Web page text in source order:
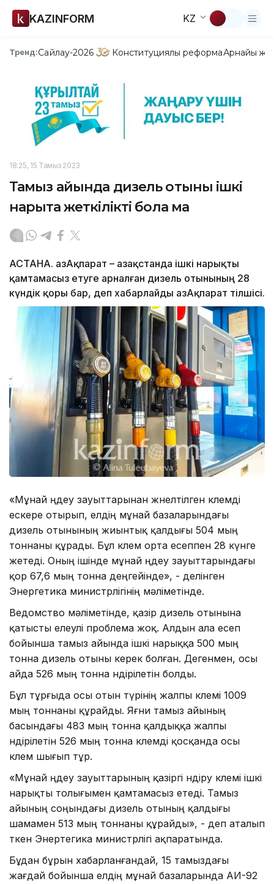
KAZINFORM KZ
Тренд:Сайлау-2026 Конституциялық реформаАрнайы
18:25, 15 Тамыз 2023
Тамыз айында дизель отыны ішкі
нарықта жеткілікті бола ма
АСТАНА. ҚазАқпарат – Қазақстанда ішкі нарықты
қамтамасыз етуге арналған дизель отынының 28
күндік қоры бар, деп хабарлайды ҚазАқпарат тілшісі.
«Мұнай өңдеу зауыттарынан жөнелтілген көлемді
ескере отырып, елдің мұнай базаларындағы
дизель отынының жиынтық қалдығы 504 мың
тоннаны құрады. Бұл көлем орта есеппен 28 күнге
жетеді. Оның ішінде мұнай өңдеу зауыттарындағы
қор 67,6 мың тонна деңгейінде», - делінген
Энергетика министрлігінің мәліметінде.
Ведомство мәліметінде, қазір дизель отынына
қатысты елеулі проблема жоқ. Алдын ала есеп
бойынша тамыз айында ішкі нарыққа 500 мың
тонна дизель отыны керек болған. Дегенмен, осы
айда 526 мың тонна өндірілетін болды.
Бұл тұрғыда осы отын түрінің жалпы көлемі 1009
мың тоннаны құрайды. Яғни тамыз айының
басындағы 483 мың тонна қалдыққа жалпы
өндірілетін 526 мың тонна көлемді қосқанда осы
көлем шығып тұр.
«Мұнай өңдеу зауыттарының қазіргі өндіру көлемі ішкі
нарықты толығымен қамтамасыз етеді. Тамыз
айының соңындағы дизель отының қалдығы
шамамен 513 мың тоннаны құрайды», - деп аталып
өткен Энертегика министрлігі ақпаратында.
Бұдан бұрын хабарланғандай, 15 тамыздағы
жағдай бойынша елдің мұнай базаларында АИ-92